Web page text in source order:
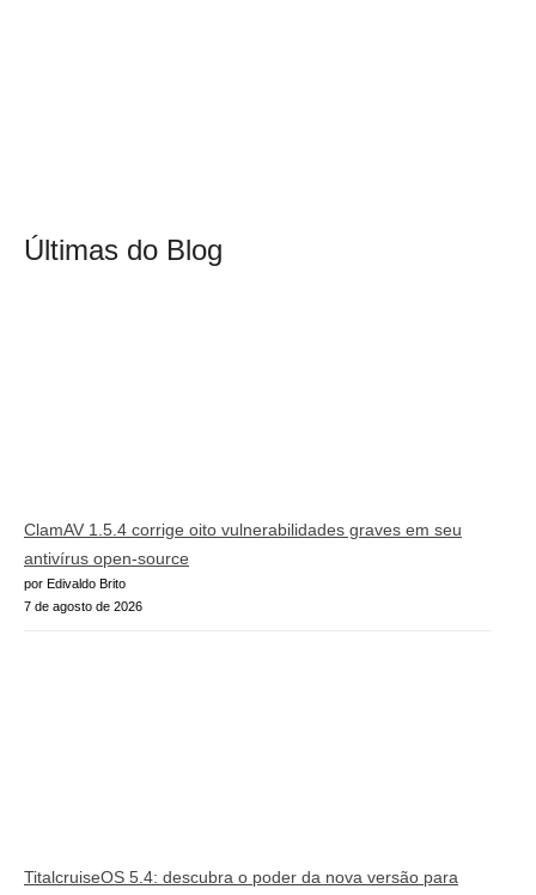
Últimas do Blog
ClamAV 1.5.4 corrige oito vulnerabilidades graves em seu
antivírus open-source
por Edivaldo Brito
7 de agosto de 2026
TitalcruiseOS 5.4: descubra o poder da nova versão para